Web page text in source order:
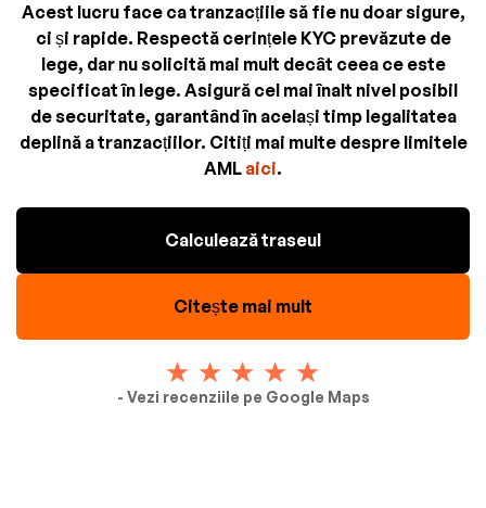
Acest lucru face ca tranzacțiile să fie nu doar sigure,
ci și rapide. Respectă cerințele KYC prevăzute de
lege, dar nu solicită mai mult decât ceea ce este
specificat în lege. Asigură cel mai înalt nivel posibil
de securitate, garantând în același timp legalitatea
deplină a tranzacțiilor. Citiți mai multe despre limitele
AML aici.
Calculează traseul
Citește mai mult
- Vezi recenziile pe Google Maps